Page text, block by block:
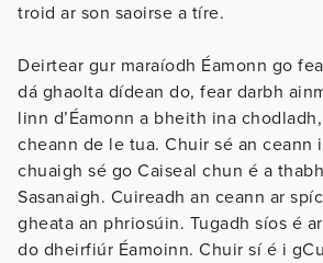
troid ar son saoirse a tíre.
Deirtear gur maraíodh Éamonn go
dá ghaolta dídean do, fear darbh
linn d’Éamonn a bheith ina
cheann de le tua. Chuir sé an ceann
chuaigh sé go Caiseal chun é a
Sasanaigh. Cuireadh an ceann ar
gheata an phriosúin. Tugadh síos é
do dheirfiúr Éamoinn. Chuir sí é i